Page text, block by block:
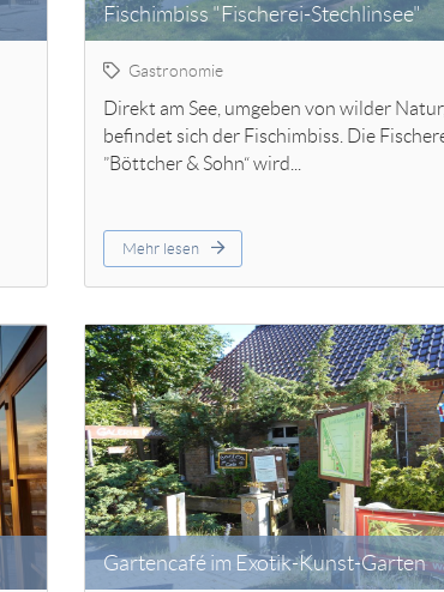
Fischimbiss "Fischerei-Stechlinsee"
Gastronomie
Direkt am See, umgeben von wilder Natur,
befindet sich der Fischimbiss. Die
”Böttcher & Sohn“ wird...
Mehr lesen
Gartencafé im Exotik-Kunst-Garten